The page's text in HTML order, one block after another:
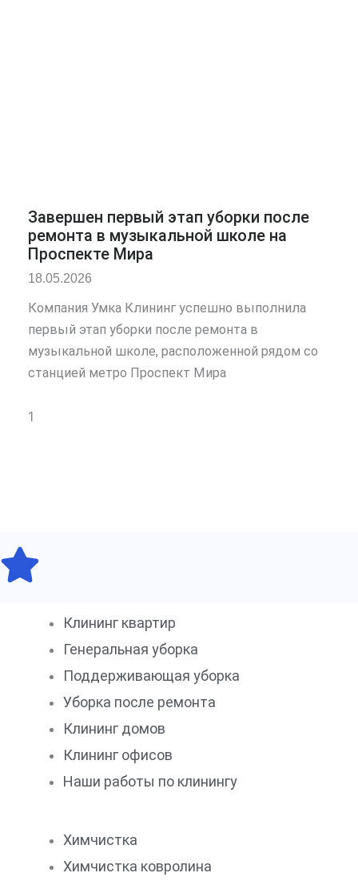
Завершен первый этап уборки после
ремонта в музыкальной школе на
Проспекте Мира
18.05.2026
Компания Умка Клининг успешно выполнила
первый этап уборки после ремонта в
музыкальной школе, расположенной рядом со
станцией метро Проспект Мира
Клининг квартир
Генеральная уборка
Поддерживающая уборка
Уборка после ремонта
Клининг домов
Клининг офисов
Наши работы по клинингу
Химчистка
Химчистка ковролина